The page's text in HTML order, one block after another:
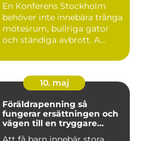
En Konferens Stockholm
behöver inte innebära trånga
mötesrum, bullriga gator
och ständiga avbrott. A...
10. maj
Föräldrapenning så
fungerar ersättningen och
vägen till en tryggare